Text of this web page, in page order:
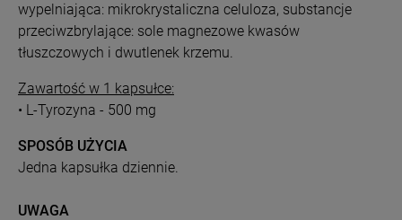
wypelniająca: mikrokrystaliczna celuloza, substancje
przeciwzbrylające: sole magnezowe kwasów
tłuszczowych i dwutlenek krzemu.
Zawartość w 1 kapsułce:
• L-Tyrozyna - 500 mg
SPOSÓB UŻYCIA
Jedna kapsułka dziennie.
UWAGA